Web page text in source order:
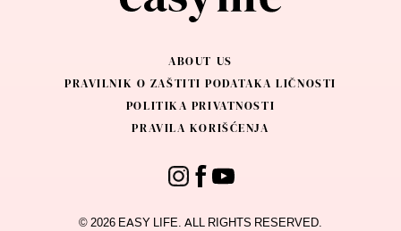
ABOUT US
PRAVILNIK O ZAŠTITI PODATAKA LIČNOSTI
POLITIKA PRIVATNOSTI
PRAVILA KORIŠĆENJA
© 2026 EASY LIFE. ALL RIGHTS RESERVED.